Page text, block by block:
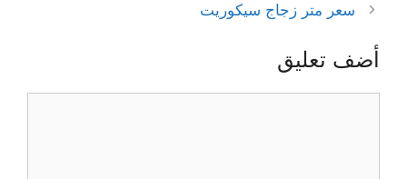
سعر متر زجاج سيكوريت
أضف تعليق